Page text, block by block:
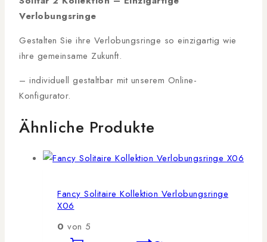
Verlobungsringe
Gestalten Sie ihre Verlobungsringe so einzigartig wie
ihre gemeinsame Zukunft.
– individuell gestaltbar mit unserem Online-
Konfigurator.
Ähnliche Produkte
Fancy Solitaire Kollektion Verlobungsringe
X06
0 von 5